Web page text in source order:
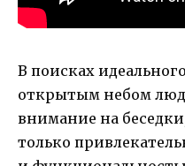
В поисках
открытым небом
внимание на
только